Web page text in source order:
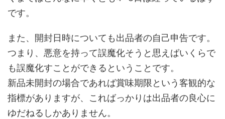
です。
また、開封日時についても出品者の自己申告です。
つまり、悪意を持って誤魔化そうと思えばいくらで
も誤魔化すことができるということです。
新品未開封の場合であれば賞味期限という客観的な
指標がありますが、こればっかりは出品者の良心に
ゆだねるしかありません。